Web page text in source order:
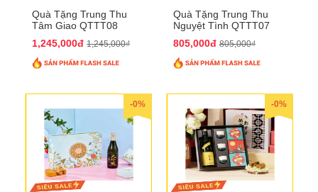
Quà Tặng Trung Thu
Tâm Giao QTTT08
1,245,000đ 1,245,000₫
Quà Tặng Trung Thu
Nguyệt Tình QTTT07
805,000đ 805,000₫
-0% -0%